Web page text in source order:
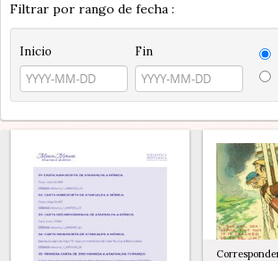
Filtrar por rango de fecha :
Inicio Fin